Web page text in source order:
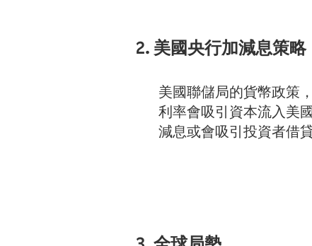
2. 美國央行加減息策略
美國聯儲局的貨幣政策
利率會吸引資本流入美
減息或會吸引投資者借